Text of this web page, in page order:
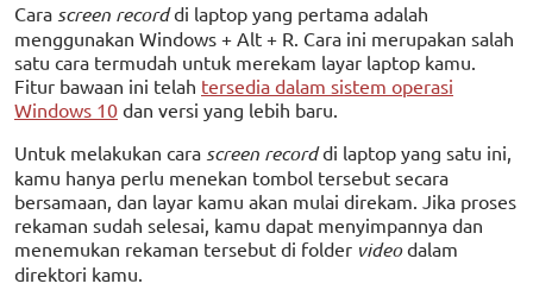
Cara screen recorddi laptop yang pertama adalah
menggunakan Windows + Alt + R. Cara ini merupakan salah
satu cara termudah untuk merekam layar laptop kamu.
Fitur bawaan ini telah tersedia dalam sistem operasi
Windows 10 dan versi yang lebih baru.
Untuk melakukan cara screen recorddi laptop yang satu ini,
kamu hanya perlu menekan tombol tersebut secara
bersamaan, dan layar kamu akan mulai direkam. Jika proses
rekaman sudah selesai, kamu dapat menyimpannya dan
menemukan rekaman tersebut di folder videodalam
direktori kamu.